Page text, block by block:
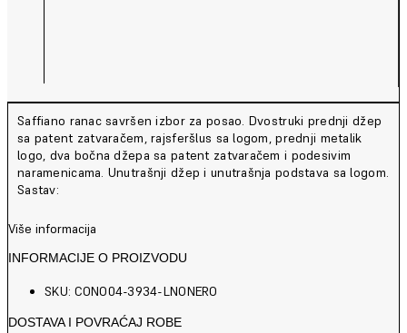
Saffiano ranac savršen izbor za posao. Dvostruki prednji džep
sa patent zatvaračem, rajsferšlus sa logom, prednji metalik
logo, dva bočna džepa sa patent zatvaračem i podesivim
naramenicama. Unutrašnji džep i unutrašnja podstava sa logom.
Sastav:
Više informacija
INFORMACIJE O PROIZVODU
SKU: CONO04-3934-LNONERO
DOSTAVA I POVRAĆAJ ROBE